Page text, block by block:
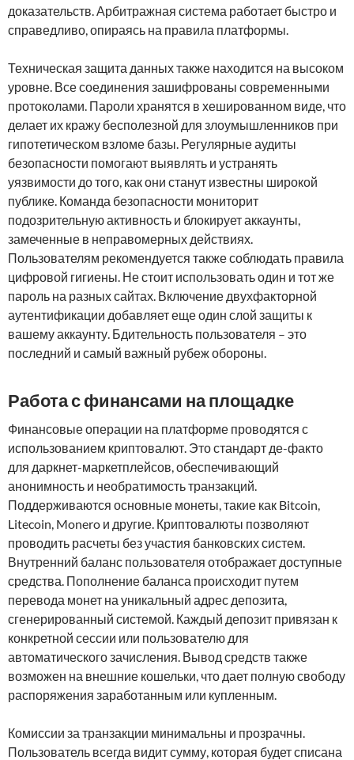
доказательств. Арбитражная система работает быстро и
справедливо, опираясь на правила платформы.
Техническая защита данных также находится на высоком
уровне. Все соединения зашифрованы современными
протоколами. Пароли хранятся в хешированном виде, что
делает их кражу бесполезной для злоумышленников при
гипотетическом взломе базы. Регулярные аудиты
безопасности помогают выявлять и устранять
уязвимости до того, как они станут известны широкой
публике. Команда безопасности мониторит
подозрительную активность и блокирует аккаунты,
замеченные в неправомерных действиях.
Пользователям рекомендуется также соблюдать правила
цифровой гигиены. Не стоит использовать один и тот же
пароль на разных сайтах. Включение двухфакторной
аутентификации добавляет еще один слой защиты к
вашему аккаунту. Бдительность пользователя – это
последний и самый важный рубеж обороны.
Работа с финансами на площадке
Финансовые операции на платформе проводятся с
использованием криптовалют. Это стандарт де-факто
для даркнет-маркетплейсов, обеспечивающий
анонимность и необратимость транзакций.
Поддерживаются основные монеты, такие как Bitcoin,
Litecoin, Monero и другие. Криптовалюты позволяют
проводить расчеты без участия банковских систем.
Внутренний баланс пользователя отображает доступные
средства. Пополнение баланса происходит путем
перевода монет на уникальный адрес депозита,
сгенерированный системой. Каждый депозит привязан к
конкретной сессии или пользователю для
автоматического зачисления. Вывод средств также
возможен на внешние кошельки, что дает полную свободу
распоряжения заработанным или купленным.
Комиссии за транзакции минимальны и прозрачны.
Пользователь всегда видит сумму, которая будет списана